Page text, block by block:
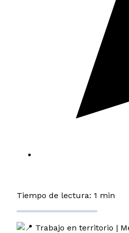
Tiempo de lectura: 1 min
Trabajo en territorio |